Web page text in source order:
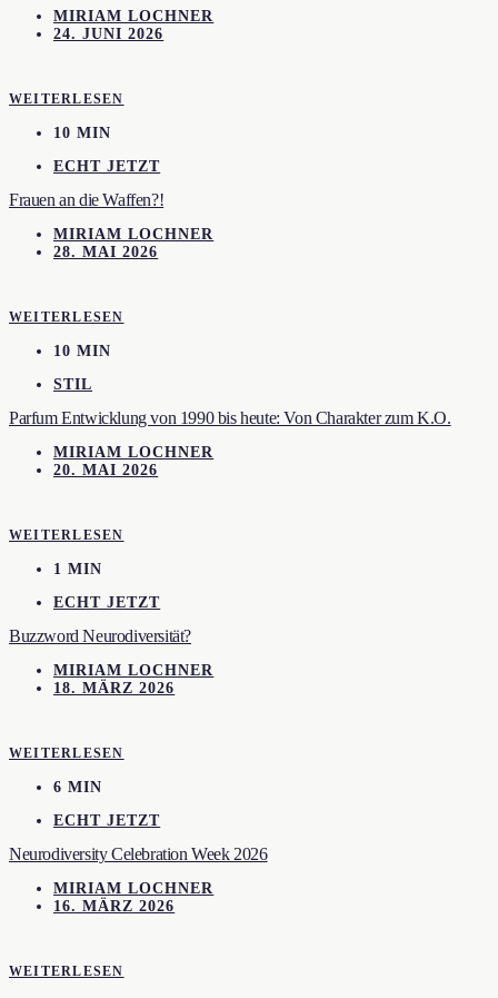
MIRIAM LOCHNER
24. JUNI 2026
WEITERLESEN
10 MIN
ECHT JETZT
Frauen an die Waffen?!
MIRIAM LOCHNER
28. MAI 2026
WEITERLESEN
10 MIN
STIL
Parfum Entwicklung von 1990 bis heute: Von Charakter zum K.O.
MIRIAM LOCHNER
20. MAI 2026
WEITERLESEN
1 MIN
ECHT JETZT
Buzzword Neurodiversität?
MIRIAM LOCHNER
18. MÄRZ 2026
WEITERLESEN
6 MIN
ECHT JETZT
Neurodiversity Celebration Week 2026
MIRIAM LOCHNER
16. MÄRZ 2026
WEITERLESEN